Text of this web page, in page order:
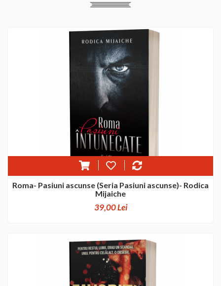
Roma- Pasiuni ascunse (Seria Pasiuni ascunse)- Rodica
Mijaiche
39,00 Lei